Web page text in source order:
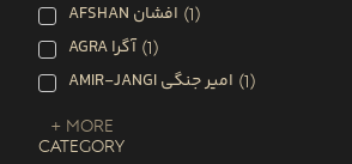
AFSHAN افشان (1)
AGRA آگرا (1)
AMIR-JANGI امیر جنگی (1)
+ More
CATEGORY